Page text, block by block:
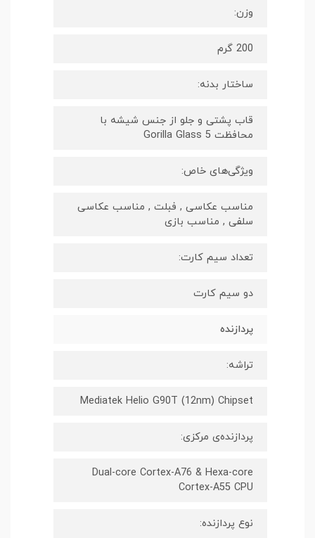
وزن:
200 گرم
ساختار بدنه:
قاب پشتی و جلو از جنس شیشه با
محافظت Gorilla Glass 5
ویژگی‌های خاص:
مناسب عکاسی , فبلت , مناسب عکاسی
سلفی , مناسب بازی
تعداد سیم کارت:
دو سیم کارت
پردازنده
تراشه:
Mediatek Helio G90T (12nm) Chipset
پردازنده‌ی مرکزی:
Dual-core Cortex-A76 & Hexa-core
Cortex-A55 CPU
نوع پردازنده: